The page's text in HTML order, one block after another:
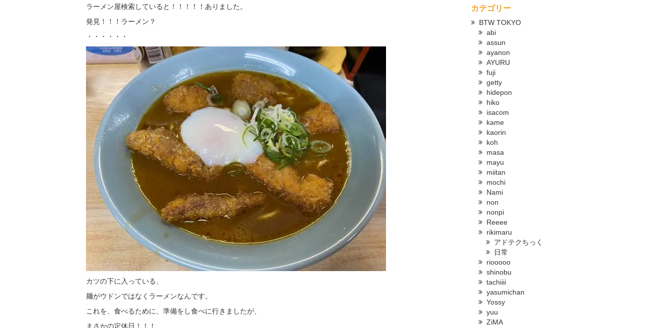
ラーメン屋検索していると！！！！！ありました。
発見！！！ラーメン？
・・・・・・
カツの下に入っている、
麺がウドンではなくラーメンなんです。
これを、食べるために、準備をし食べに行きましたが、
まさかの定休日！！！
カテゴリー
BTW TOKYO
abi
assun
ayanon
AYURU
fuji
getty
hidepon
hiko
isacom
kame
kaorin
koh
masa
mayu
miitan
mochi
Nami
non
nonpi
Reeee
rikimaru
アドテクちっく
日常
riooooo
shinobu
tachiiii
yasumichan
Yossy
yuu
ZiMA